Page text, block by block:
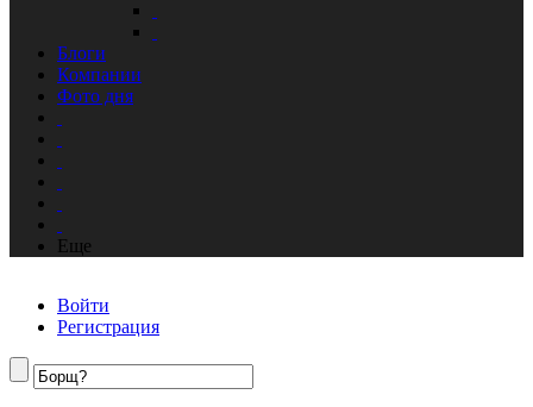
Блоги
Компании
Фото дня
Еще
Войти
Регистрация